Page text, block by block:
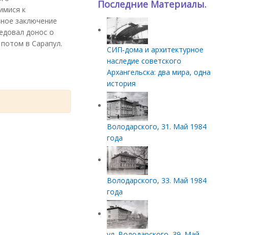
к
заключение
донос о
в Сарапул.
Последние Материалы.
СИП‑дома и архитектурное
наследие советского
Архангельска: два мира, одна
история
Володарского, 31. Май 1984
года
Володарского, 33. Май 1984
года